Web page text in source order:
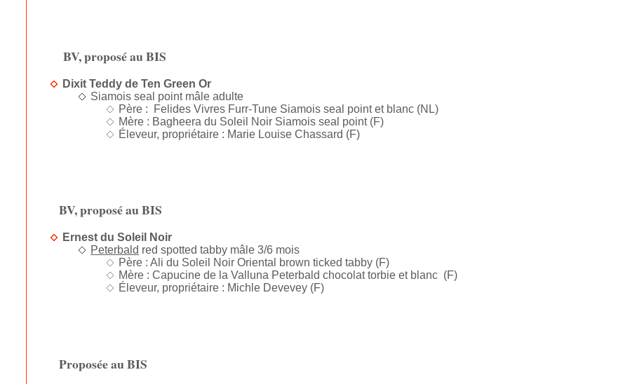
BV, proposé au BIS
Dixit Teddy de Ten Green Or
Siamois seal point mâle adulte
Père : Felides Vivres Furr-Tune Siamois seal point et blanc (NL)
Mère : Bagheera du Soleil Noir Siamois seal point (F)
Éleveur, propriétaire : Marie Louise Chassard (F)
BV, proposé au BIS
Ernest du Soleil Noir
Peterbald red spotted tabby mâle 3/6 mois
Père : Ali du Soleil Noir Oriental brown ticked tabby (F)
Mère : Capucine de la Valluna Peterbald chocolat torbie et blanc (F)
Éleveur, propriétaire : Michle Devevey (F)
Proposée au BIS